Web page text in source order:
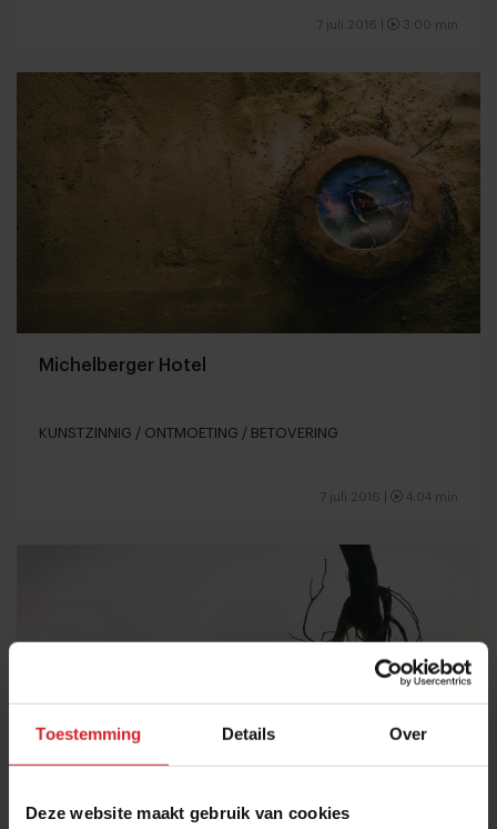
Toestemming Details Over
Deze website maakt gebruik van cookies
7 juli 2016 | 3:00 min
Michelberger Hotel
KUNSTZINNIG / ONTMOETING / BETOVERING
7 juli 2016 | 4:04 min